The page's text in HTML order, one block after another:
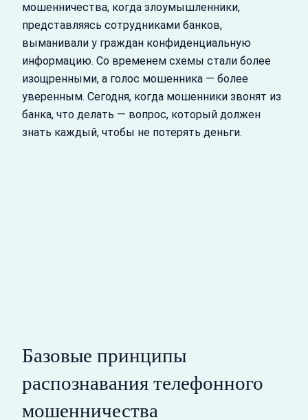
мошенничества, когда злоумышленники,
представляясь сотрудниками банков,
выманивали у граждан конфиденциальную
информацию. Со временем схемы стали более
изощренными, а голос мошенника — более
уверенным. Сегодня, когда мошенники звонят из
банка, что делать — вопрос, который должен
знать каждый, чтобы не потерять деньги.
Базовые принципы
распознавания телефонного
мошенничества